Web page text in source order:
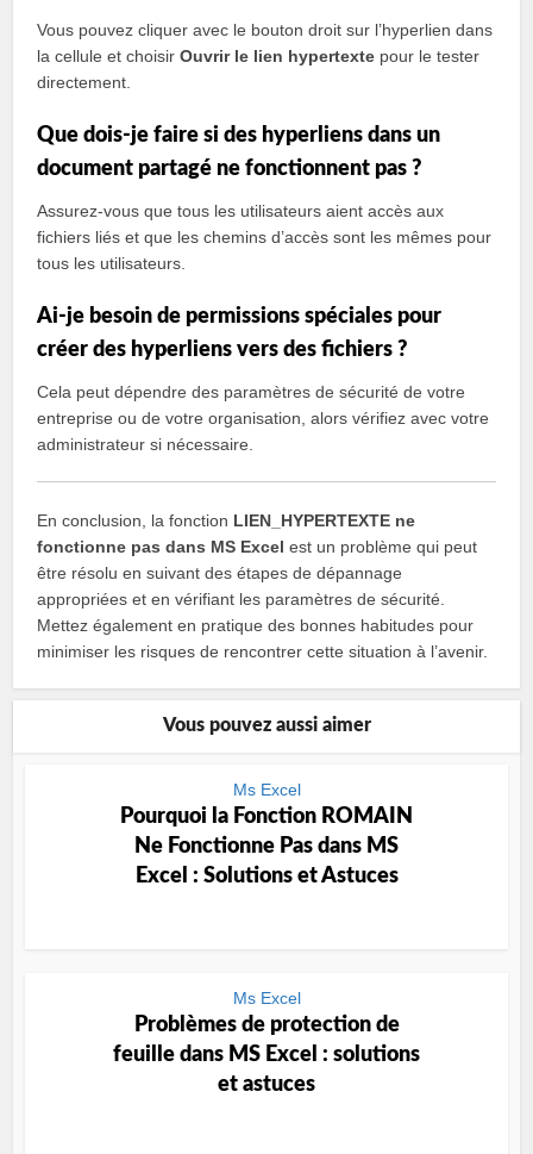
Vous pouvez cliquer avec le bouton droit sur l’hyperlien dans
la cellule et choisirOuvrir le lien hypertexte pour le tester
directement.
Que dois-je faire si des hyperliens dans un
document partagé ne fonctionnent pas ?
Assurez-vous que tous les utilisateurs aient accès aux
fichiers liés et que les chemins d’accès sont les mêmes pour
tous les utilisateurs.
Ai-je besoin de permissions spéciales pour
créer des hyperliens vers des fichiers ?
Cela peut dépendre des paramètres de sécurité de votre
entreprise ou de votre organisation, alors vérifiez avec votre
administrateur si nécessaire.
En conclusion, la fonction LIEN_HYPERTEXTE ne
fonctionne pas dans MS Excel est un problème qui peut
être résolu en suivant des étapes de dépannage
appropriées et en vérifiant les paramètres de sécurité.
Mettez également en pratique des bonnes habitudes pour
minimiser les risques de rencontrer cette situation à l’avenir.
Vous pouvez aussi aimer
Ms Excel
Pourquoi la Fonction ROMAIN
Ne Fonctionne Pas dans MS
Excel : Solutions et Astuces
Ms Excel
Problèmes de protection de
feuille dans MS Excel : solutions
et astuces